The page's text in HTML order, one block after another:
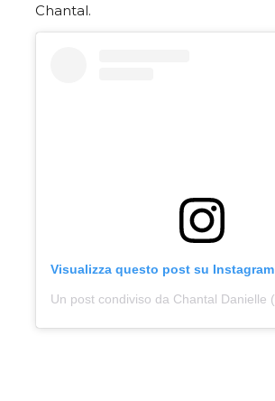
Chantal.
Visualizza questo post su Instagram